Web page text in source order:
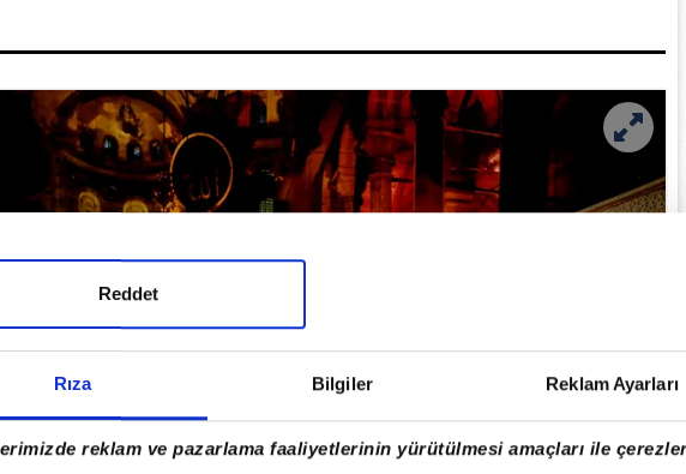
Rıza Bilgiler Reklam Ayarları
reklam ve pazarlama faaliyetlerinin yürütülmesi amaçları ile çerezler
Reddet